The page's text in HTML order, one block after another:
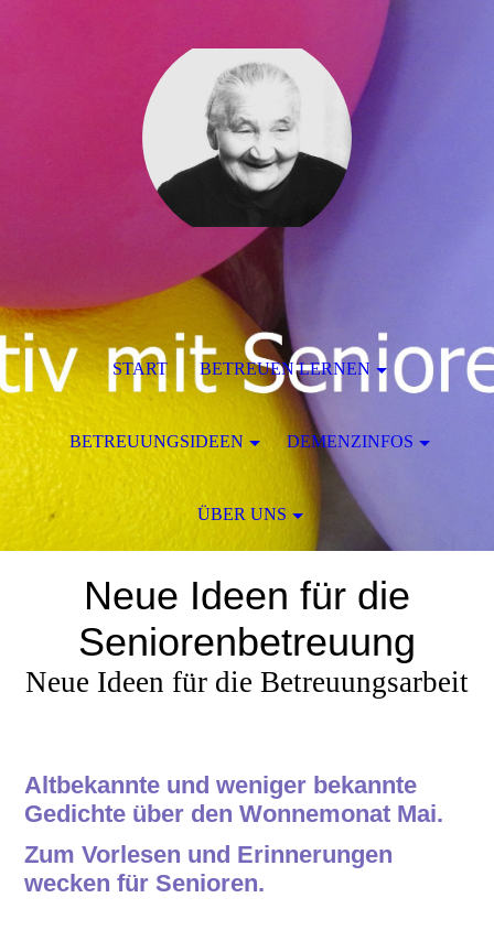
Neue Ideen für die
Seniorenbetreuung
Neue Ideen für die Betreuungsarbeit
Altbekannte und weniger bekannte
Gedichte über den Wonnemonat Mai.
Zum Vorlesen und Erinnerungen
wecken für Senioren.
START BETREUEN LERNEN
BETREUUNGSIDEEN DEMENZINFOS
ÜBER UNS